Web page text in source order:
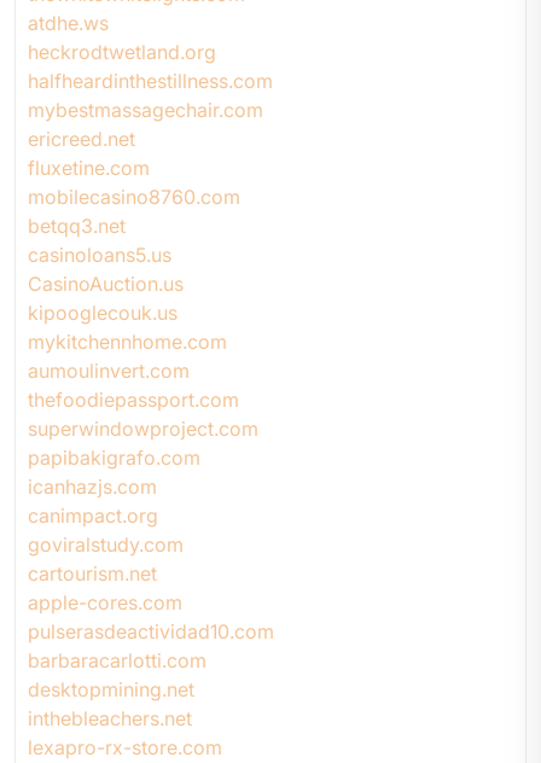
atdhe.ws
heckrodtwetland.org
halfheardinthestillness.com
mybestmassagechair.com
ericreed.net
fluxetine.com
mobilecasino8760.com
betqq3.net
casinoloans5.us
CasinoAuction.us
kipooglecouk.us
mykitchennhome.com
aumoulinvert.com
thefoodiepassport.com
superwindowproject.com
papibakigrafo.com
icanhazjs.com
canimpact.org
goviralstudy.com
cartourism.net
apple-cores.com
pulserasdeactividad10.com
barbaracarlotti.com
desktopmining.net
inthebleachers.net
lexapro-rx-store.com